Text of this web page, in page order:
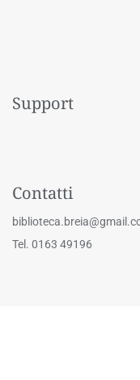
Support
Contatti
Tel. 0163 49196